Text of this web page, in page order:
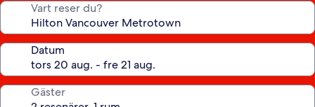
Vart reser du?
Datum
Gäster